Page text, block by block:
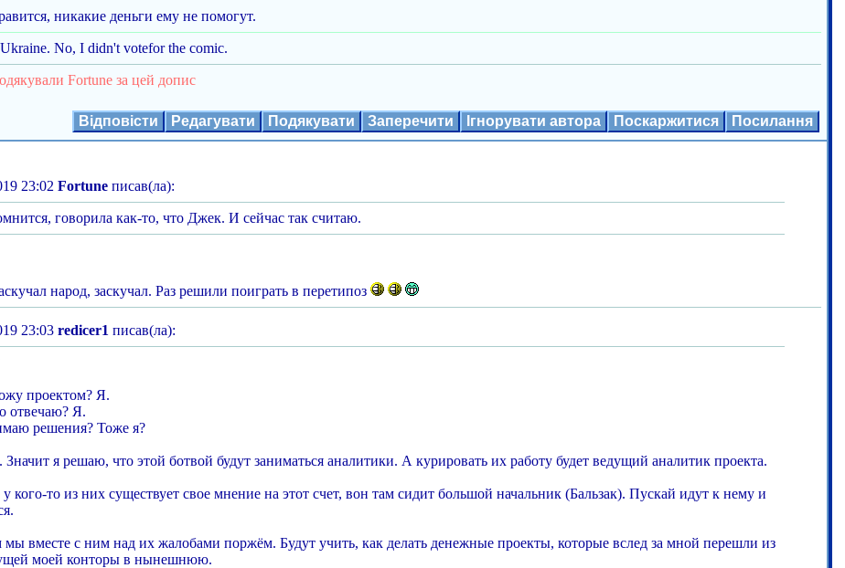
никакие деньги ему не помогут.
No, I didn't votefor the comic.
Fortune за цей допис
Відповісти Редагувати Подякувати Заперечити Ігнорувати автора Поскаржитися Посилання
23:02 Fortune писав(ла):
говорила как-то, что Джек. И сейчас так считаю.
народ, заскучал. Раз решили поиграть в перетипоз
23:03 redicer1 писав(ла):
проектом? Я.
отвечаю? Я.
решения? Тоже я?
я решаю, что этой ботвой будут заниматься аналитики. А курировать их работу будет ведущий аналитик проекта.
кого-то из них существует свое мнение на этот счет, вон там сидит большой начальник (Бальзак). Пускай идут к нему и
вместе с ним над их жалобами поржём. Будут учить, как делать денежные проекты, которые вслед за мной перешли из
моей конторы в нынешнюю.